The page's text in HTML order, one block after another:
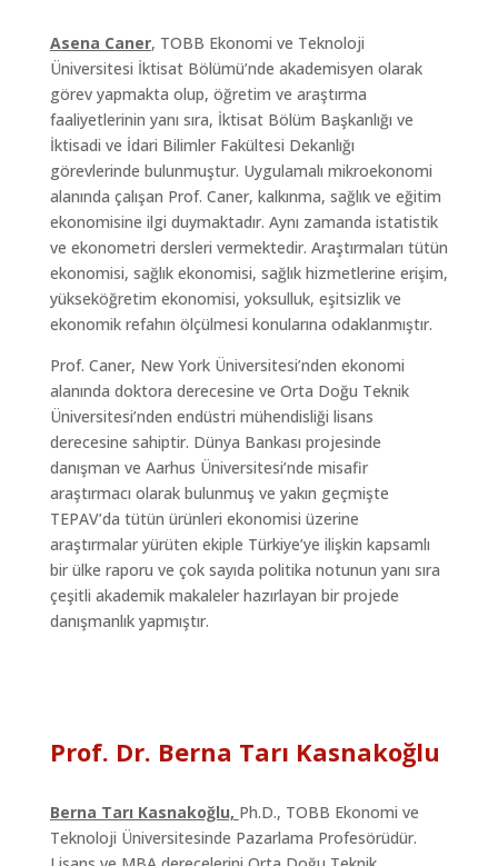
Asena Caner, TOBB Ekonomi ve Teknoloji
Üniversitesi İktisat Bölümü’nde akademisyen olarak
görev yapmakta olup, öğretim ve araştırma
faaliyetlerinin yanı sıra, İktisat Bölüm Başkanlığı ve
İktisadi ve İdari Bilimler Fakültesi Dekanlığı
görevlerinde bulunmuştur. Uygulamalı mikroekonomi
alanında çalışan Prof. Caner, kalkınma, sağlık ve eğitim
ekonomisine ilgi duymaktadır. Aynı zamanda istatistik
ve ekonometri dersleri vermektedir. Araştırmaları tütün
ekonomisi, sağlık ekonomisi, sağlık hizmetlerine erişim,
yükseköğretim ekonomisi, yoksulluk, eşitsizlik ve
ekonomik refahın ölçülmesi konularına odaklanmıştır.
Prof. Caner, New York Üniversitesi’nden ekonomi
alanında doktora derecesine ve Orta Doğu Teknik
Üniversitesi’nden endüstri mühendisliği lisans
derecesine sahiptir. Dünya Bankası projesinde
danışman ve Aarhus Üniversitesi’nde misafir
araştırmacı olarak bulunmuş ve yakın geçmişte
TEPAV’da tütün ürünleri ekonomisi üzerine
araştırmalar yürüten ekiple Türkiye’ye ilişkin kapsamlı
bir ülke raporu ve çok sayıda politika notunun yanı sıra
çeşitli akademik makaleler hazırlayan bir projede
danışmanlık yapmıştır.
Prof. Dr. Berna Tarı Kasnakoğlu
Berna Tarı Kasnakoğlu, Ph.D., TOBB Ekonomi ve
Teknoloji Üniversitesinde Pazarlama Profesörüdür.